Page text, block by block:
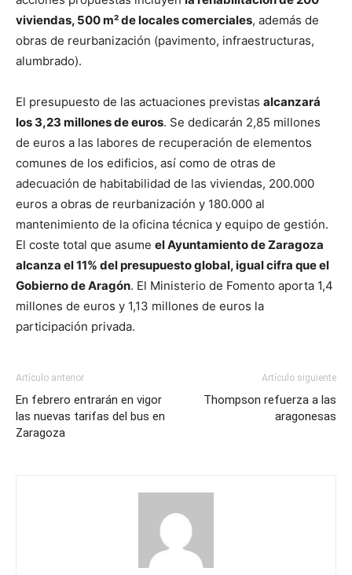
viviendas, 500 m² de locales comerciales, además de
obras de reurbanización (pavimento, infraestructuras,
alumbrado).
El presupuesto de las actuaciones previstas alcanzará
los 3,23 millones de euros. Se dedicarán 2,85 millones
de euros a las labores de recuperación de elementos
comunes de los edificios, así como de otras de
adecuación de habitabilidad de las viviendas, 200.000
euros a obras de reurbanización y 180.000 al
mantenimiento de la oficina técnica y equipo de gestión.
El coste total que asume el Ayuntamiento de Zaragoza
alcanza el 11% del presupuesto global, igual cifra que el
Gobierno de Aragón. El Ministerio de Fomento aporta 1,4
millones de euros y 1,13 millones de euros la
participación privada.
Artículo anterior
En febrero entrarán en vigor
las nuevas tarifas del bus en
Zaragoza
Artículo siguiente
Thompson refuerza a las
aragonesas